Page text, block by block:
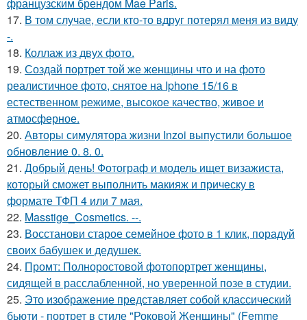
17. В том случае, если кто-то вдруг потерял меня из виду
-.
18. Коллаж из двух фото.
19. Создай портрет той же женщины что и на фото
реалистичное фото, снятое на Iphone 15/16 в
естественном режиме, высокое качество, живое и
атмосферное.
20. Авторы симулятора жизни Inzoi выпустили большое
обновление 0. 8. 0.
21. Добрый день! Фотограф и модель ищет визажиста,
который сможет выполнить макияж и прическу в
формате ТФП 4 или 7 мая.
22. Masstige_Cosmetics. --.
23. Восстанови старое семейное фото в 1 клик, порадуй
своих бабушек и дедушек.
24. Промт: Полноростовой фотопортрет женщины,
сидящей в расслабленной, но уверенной позе в студии.
25. Это изображение представляет собой классический
бьюти - портрет в стиле "Роковой Женщины" (Femme